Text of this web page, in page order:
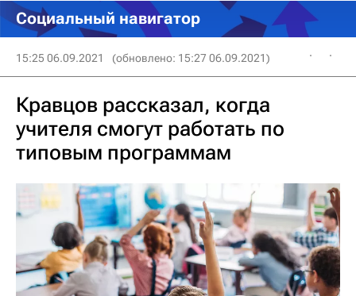
Социальный навигатор
15:25 06.09.2021 (обновлено: 15:27 06.09.2021)
Кравцов рассказал, когда
учителя смогут работать по
типовым программам